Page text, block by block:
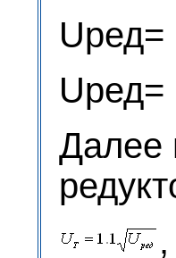
Uред=
Далее